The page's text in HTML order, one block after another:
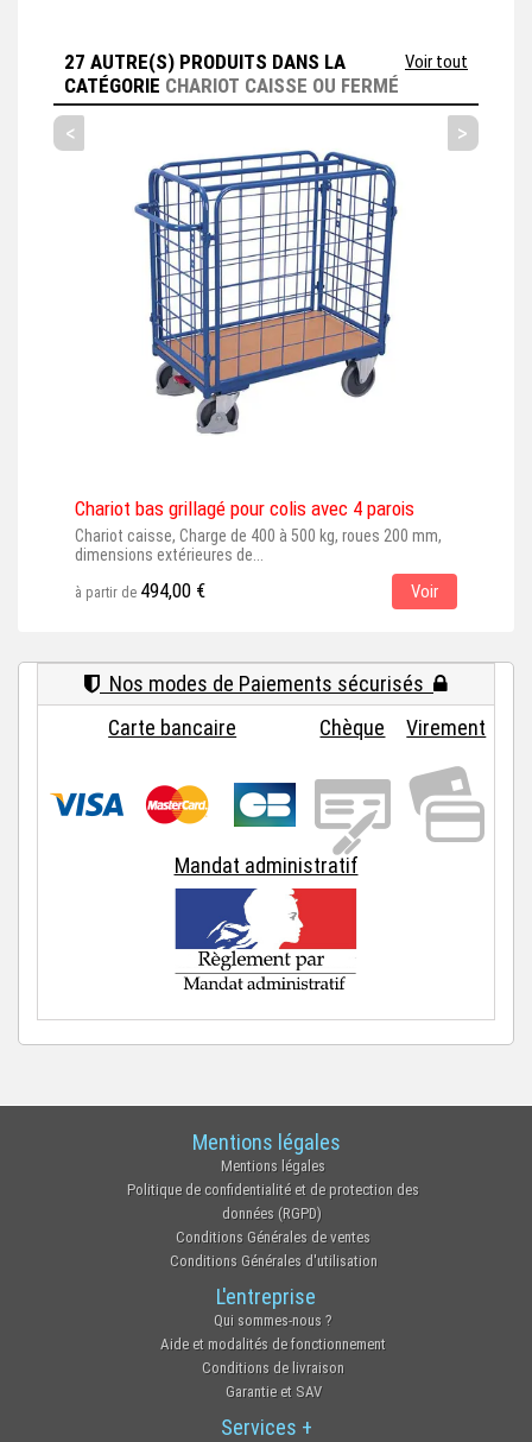
accessoire est couramment...
27 AUTRE(S) PRODUITS DANS LA
CATÉGORIE CHARIOT CAISSE OU FERMÉ
Voir tout
< >
Chariot bas grillagé pour colis avec 4 parois
Chariot caisse, Charge de 400 à 500 kg, roues 200 mm,
dimensions extérieures de...
à partir de 494,00 € Voir
Nos modes de Paiements sécurisés
Carte bancaire
Chèque Virement
Mandat administratif
Mentions légales
Mentions légales
Politique de confidentialité et de protection des
données (RGPD)
Conditions Générales de ventes
Conditions Générales d'utilisation
L'entreprise
Qui sommes-nous ?
Aide et modalités de fonctionnement
Conditions de livraison
Garantie et SAV
Services +